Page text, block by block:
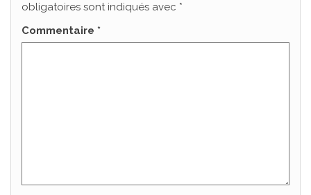
obligatoires sont indiqués avec *
Commentaire *